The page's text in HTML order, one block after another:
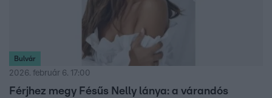
Bulvár
2026. február 6. 17:00
Férjhez megy Fésűs Nelly lánya: a várandós